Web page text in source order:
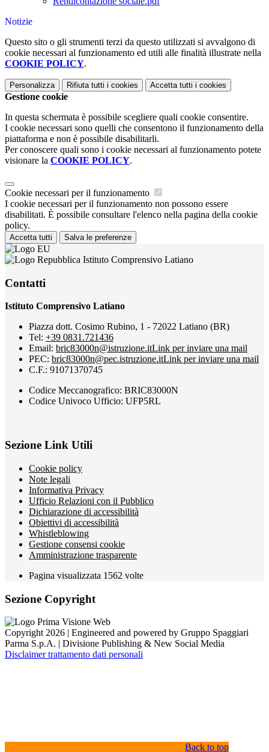
Notizie
Questo sito o gli strumenti terzi da questo utilizzati si avvalgono di
cookie necessari al funzionamento ed utili alle finalità illustrate nella
COOKIE POLICY.
Personalizza Rifiuta tutti i cookies Accetta tutti i cookies
Gestione cookie
In questa schermata è possibile scegliere quali cookie consentire.
I cookie necessari sono quelli che consentono il funzionamento della
piattaforma e non è possibile disabilitarli.
Per conoscere quali sono i cookie necessari al funzionamento potete
visionare la COOKIE POLICY.
Cookie necessari per il funzionamento
I cookie necessari per il funzionamento non possono essere
disabilitati. È possibile consultare l'elenco nella pagina della cookie
policy.
Accetta tutti Salva le preferenze
Istituto Comprensivo Latiano
Contatti
Istituto Comprensivo Latiano
Piazza dott. Cosimo Rubino, 1 - 72022 Latiano (BR)
Tel: +39 0831.721436
Email: bric83000n@istruzione.itLink per inviare una mail
PEC: bric83000n@pec.istruzione.itLink per inviare una mail
C.F.: 91071370745
Codice Meccanografico: BRIC83000N
Codice Univoco Ufficio: UFP5RL
Sezione Link Utili
Cookie policy
Note legali
Informativa Privacy
Ufficio Relazioni con il Pubblico
Dichiarazione di accessibilità
Obiettivi di accessibilità
Whistleblowing
Gestione consensi cookie
Amministrazione trasparente
Pagina visualizzata 1562 volte
Sezione Copyright
Copyright 2026 | Engineered and powered by Gruppo Spaggiari
Parma S.p.A. | Divisione Publishing & New Social Media
Disclaimer trattamento dati personali
Back to top